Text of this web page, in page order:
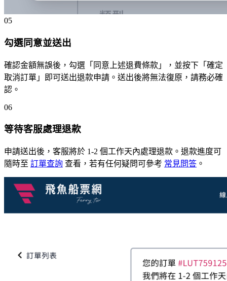
05
勾選同意並送出
確認金額無誤後，勾選「同意上述退費條款」，並按下「確定
取消訂單」即可送出退款申請。送出後將無法復原，請務必確
認。
06
等待客服處理退款
申請送出後，客服將於 1-2 個工作天內處理退款。退款進度可
隨時至 訂單查詢 查看，若有任何疑問可參考 常見問答 。